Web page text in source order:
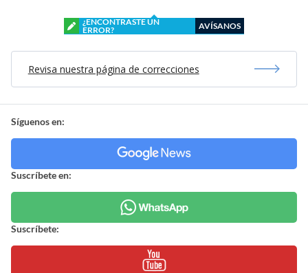
¿ENCONTRASTE UN
ERROR?
AVÍSANOS
Revisa nuestra página de correcciones
Síguenos en:
Suscríbete en:
Suscríbete: